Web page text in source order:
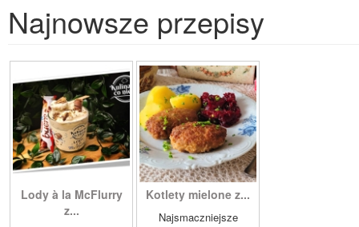
Najnowsze przepisy
Lody à la McFlurry
z...
Kotlety mielone z...
Najsmaczniejsze